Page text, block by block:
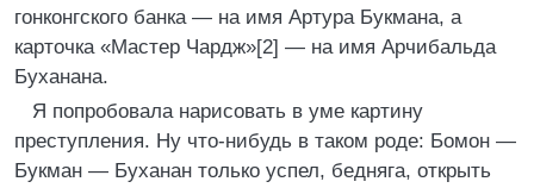
гонконгского банка — на имя Артура Букмана, а
карточка «Мастер Чардж»[2] — на имя Арчибальда
Буханана.
Я попробовала нарисовать в уме картину
преступления. Ну что-нибудь в таком роде: Бомон —
Букман — Буханан только успел, бедняга, открыть